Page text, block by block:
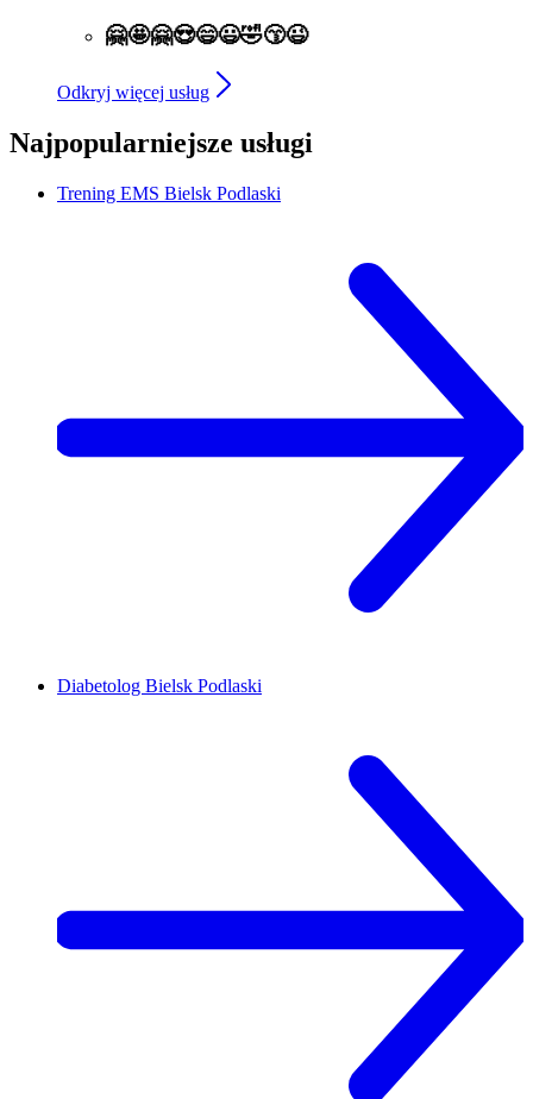
🤗🤩🤗😍😄😃🤣😙😉
Odkryj więcej usług
Najpopularniejsze usługi
Trening EMS Bielsk Podlaski
Diabetolog Bielsk Podlaski